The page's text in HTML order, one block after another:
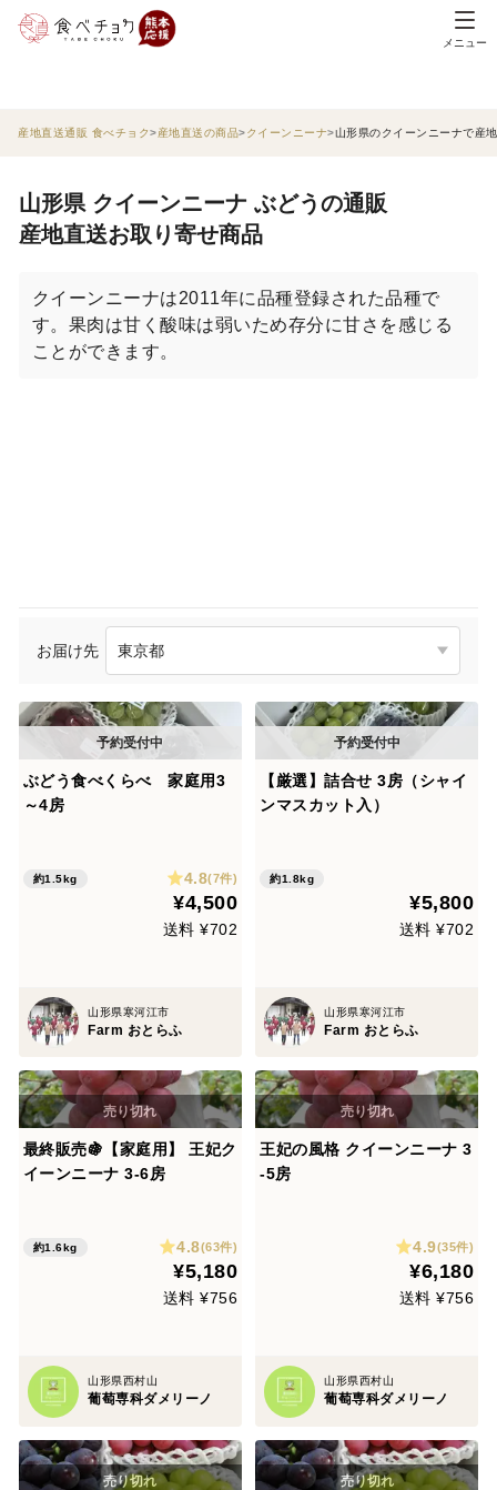
メニュー
産地直送通販 食べチョク 産地直送の商品 クイーンニーナ 山形県のクイーンニーナで産
山形県 クイーンニーナ ぶどうの通販
産地直送お取り寄せ商品
クイーンニーナは2011年に品種登録された品種で
す。果肉は甘く酸味は弱いため存分に甘さを感じる
ことができます。
お届け先
ぶどう食べくらべ 家庭用3
～4房
約1.5kg 4.8(7件)
¥4,500
送料 ¥702
山形県寒河江市
Farm おとらふ
【厳選】詰合せ 3房（シャイ
ンマスカット入）
約1.8kg
¥5,800
送料 ¥702
山形県寒河江市
Farm おとらふ
最終販売🍇【家庭用】 王妃ク
イーンニーナ 3-6房
約1.6kg 4.8(63件)
¥5,180
送料 ¥756
山形県西村山
葡萄専科ダメリーノ
王妃の風格 クイーンニーナ 3
-5房
4.9(35件)
¥6,180
送料 ¥756
山形県西村山
葡萄専科ダメリーノ